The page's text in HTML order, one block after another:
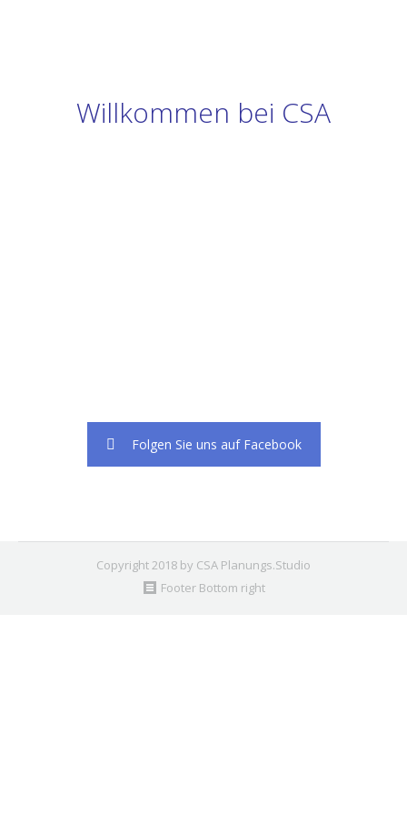
Willkommen bei CSA
Folgen Sie uns auf Facebook
Copyright 2018 by CSA Planungs.Studio
Footer Bottom right